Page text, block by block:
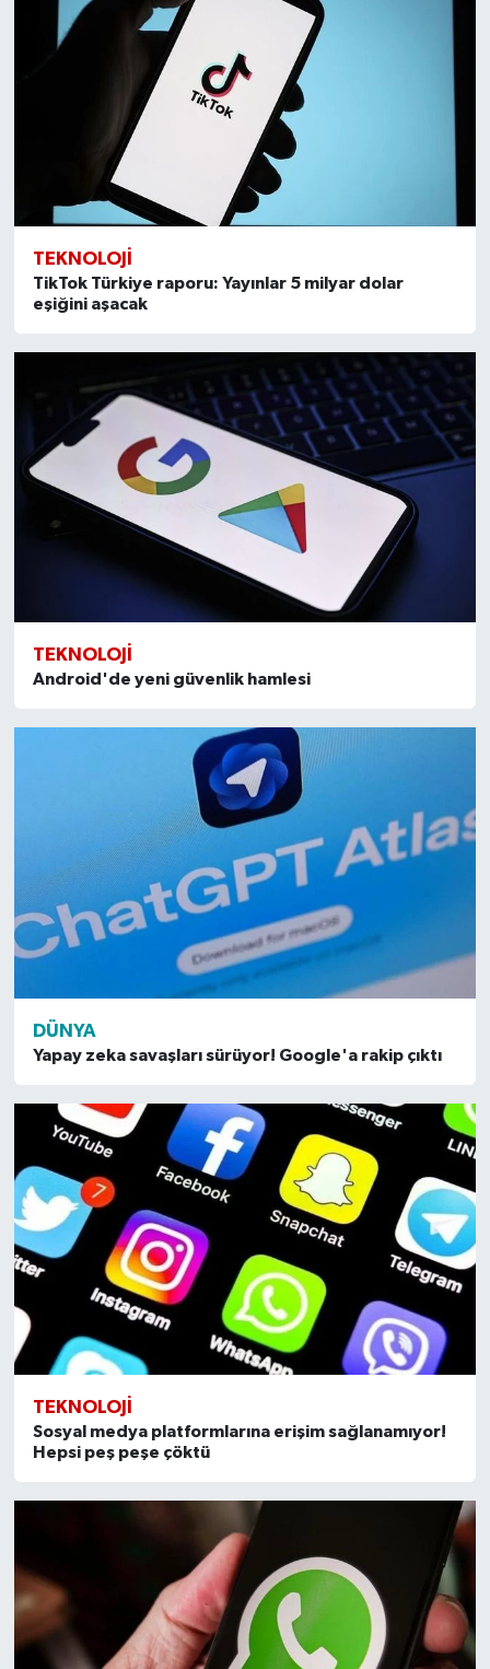
TEKNOLOJI
TikTok Türkiye raporu: Yayınlar 5 milyar dolar
eşiğini aşacak
TEKNOLOJI
Android'de yeni güvenlik hamlesi
DÜNYA
Yapay zeka savaşları sürüyor! Google'a rakip çıktı
TEKNOLOJI
Sosyal medya platformlarına erişim sağlanamıyor!
Hepsi peş peşe çöktü